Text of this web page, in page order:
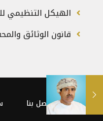
الهيكل التنظيمي
قانون الوثائق
اتصل بنا